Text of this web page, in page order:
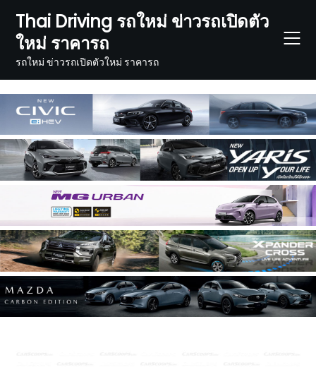
content
Thai Driving รถใหม่ ข่าวรถเปิดตัว
ใหม่ ราคารถ
รถใหม่ ข่าวรถเปิดตัวใหม่ ราคารถ